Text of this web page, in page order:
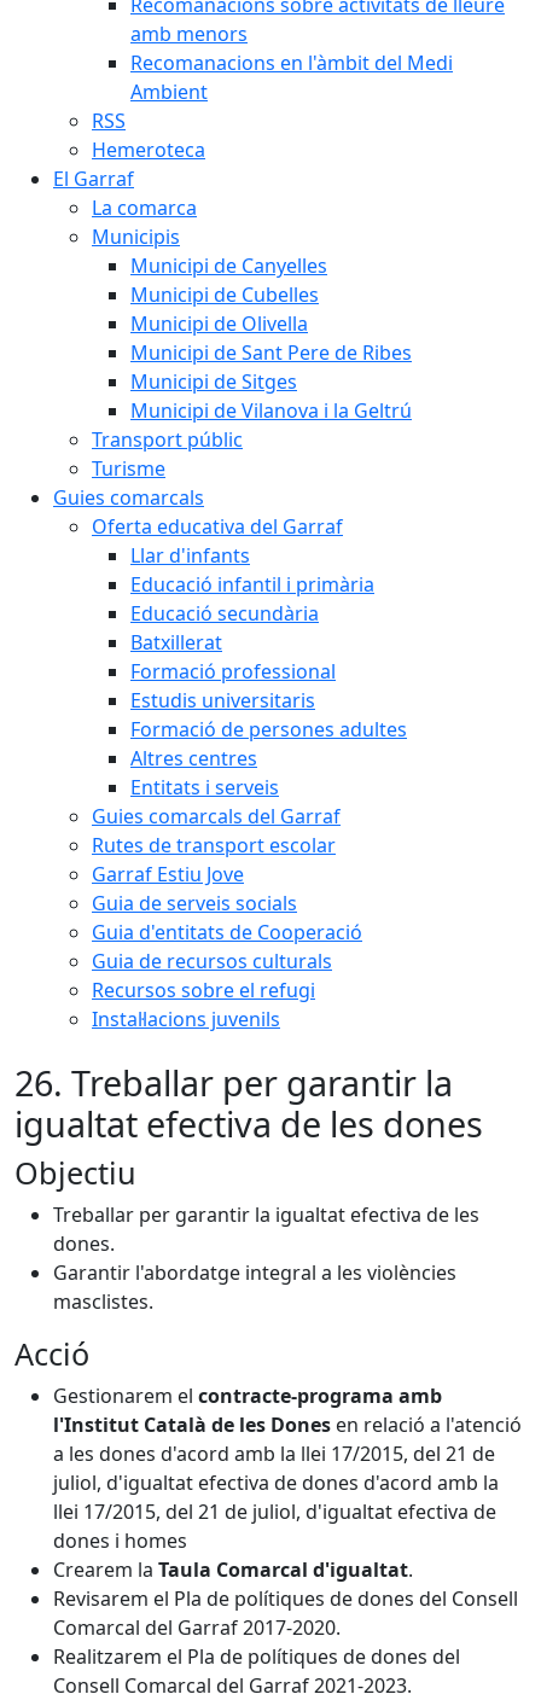
amb menors
Recomanacions en l'àmbit del Medi
Ambient
RSS
Hemeroteca
El Garraf
La comarca
Municipis
Municipi de Canyelles
Municipi de Cubelles
Municipi de Olivella
Municipi de Sant Pere de Ribes
Municipi de Sitges
Municipi de Vilanova i la Geltrú
Transport públic
Turisme
Guies comarcals
Oferta educativa del Garraf
Llar d'infants
Educació infantil i primària
Educació secundària
Batxillerat
Formació professional
Estudis universitaris
Formació de persones adultes
Altres centres
Entitats i serveis
Guies comarcals del Garraf
Rutes de transport escolar
Garraf Estiu Jove
Guia de serveis socials
Guia d'entitats de Cooperació
Guia de recursos culturals
Recursos sobre el refugi
Instal·lacions juvenils
26. Treballar per garantir la
igualtat efectiva de les dones
Objectiu
Treballar per garantir la igualtat efectiva de les
dones.
Garantir l'abordatge integral a les violències
masclistes.
Acció
Gestionarem el contracte-programa amb
l'Institut Català de les Dones en relació a l'atenció
a les dones d'acord amb la llei 17/2015, del 21 de
juliol, d'igualtat efectiva de dones d'acord amb la
llei 17/2015, del 21 de juliol, d'igualtat efectiva de
dones i homes
Crearem la Taula Comarcal d'igualtat.
Revisarem el Pla de polítiques de dones del Consell
Comarcal del Garraf 2017-2020.
Realitzarem el Pla de polítiques de dones del
Consell Comarcal del Garraf 2021-2023.